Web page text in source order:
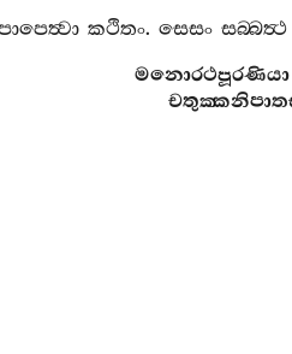
කථිතං. සෙසං සබ‍්බත්‍ථ
මනොරථපූරණියා